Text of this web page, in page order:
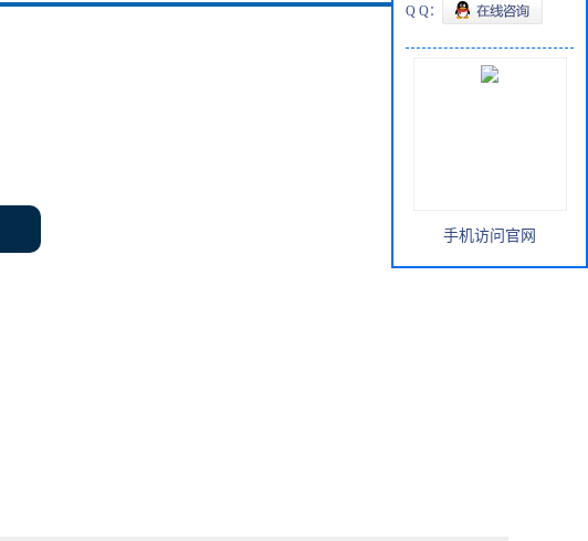
Q Q：
手机访问官网